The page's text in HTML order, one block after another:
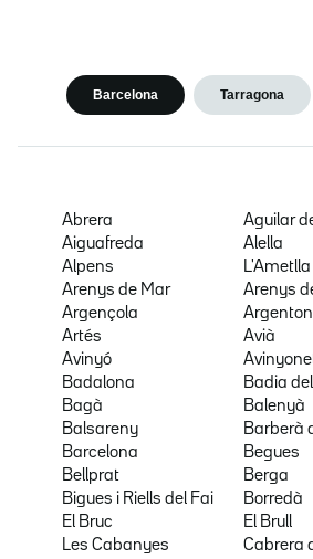
Barcelona Tarragona
Abrera
Aguilar
Aiguafreda
Alella
Alpens
Arenys de Mar
Arenys
Argençola
Artés
Avià
Avinyó
Badalona
Badia
Bagà
Balenyà
Balsareny
Barberà
Barcelona
Begues
Bellprat
Berga
Bigues i Riells del Fai
Borredà
El Bruc
El Brull
Les Cabanyes
Cabrera